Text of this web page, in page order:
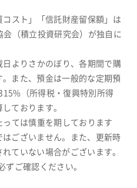
コスト」「信託財産留保額」は
会（積立投資研究会）が独自に
日よりさかのぼり、各期間で購
また、預金は一般的な定期預
（所得税・復興特別所得
ております。
っては慎重を期しております
ございません。また、更新時
ていない場合がございます。
ずご確認ください。